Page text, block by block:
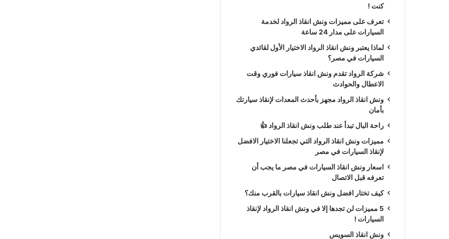
كنت !
تعرف على مميزات ونش انقاذ الرواد لخدمة
السيارات على مدار 24 ساعة
لماذا يعتبر ونش انقاذ الرواد الاختيار الأول لقائدي
السيارات في مصر؟
شركة الرواد تقدم ونش انقاذ سيارات فوري وقت
الاعطال والحوادث
ونش انقاذ الرواد مجهز بأحدث المعدات لإنقاذ سيارتك
بأمان
راحة البال تبدأ عند طلب ونش انقاذ الرواد 👍
مميزات ونش انقاذ الرواد التي تجعلنا الاختيار الافضل
لإنقاذ السيارات في مصر
اسعار ونش انقاذ السيارات في مصر ما يجب أن
تعرفه قبل الاتصال
كيف تختار افضل ونش انقاذ سيارات بالقرب منك؟
5 مميزات لن تجدها إلا في ونش انقاذ الرواد لإنقاذ
السيارات !
ونش انقاذ السويس